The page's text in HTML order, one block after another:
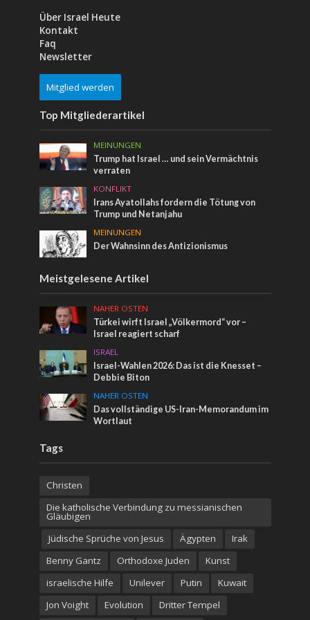
Über Israel Heute
Kontakt
Faq
Newsletter
Mitglied werden
Top Mitgliederartikel
MEINUNGEN
Trump hat Israel … und sein Vermächtnis
verraten
KONFLIKT
Irans Ayatollahs fordern die Tötung von
Trump und Netanjahu
MEINUNGEN
Der Wahnsinn des Antizionismus
Meistgelesene Artikel
NAHER OSTEN
Türkei wirft Israel „Völkermord“ vor –
Israel reagiert scharf
ISRAEL
Israel-Wahlen 2026: Das ist die Knesset –
Debbie Biton
NAHER OSTEN
Das vollständige US-Iran-Memorandum im
Wortlaut
Tags
Christen
Die katholische Verbindung zu messianischen
Gläubigen
Jüdische Sprüche von Jesus
Ägypten
Irak
Benny Gantz
Orthodoxe Juden
Kunst
israelische Hilfe
Unilever Putin
Kuwait
Jon Voight
Evolution Dritter Tempel